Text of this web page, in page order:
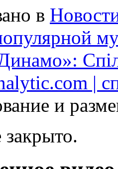
в
|
и